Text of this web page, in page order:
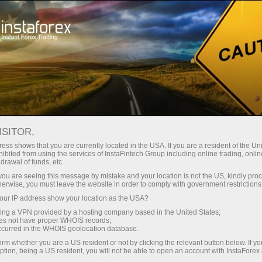
С InstaForex вы получаете
конкурентным возможностям:
кредитное плечо до 1:5000, одни
из лучших спредов и комиссий
на рынке, а также
привлекательные условия для
торговли акциями и индексами
Минимальные
Бонус 30%
на каждый депозит
Скорость
в трейдинге и на трассе
shows that you are currently located in the USA. If you are a resident of the
from using the services of InstaFintech Group including online trading,
of funds, etc.
are seeing this message by mistake and your location is not the US, kindly
you must leave the website in order to comply with government
IP address show your location as the USA?
a VPN provided by a hosting company based in the United States;
not have proper WHOIS records;
in the WHOIS geolocation database.
whether you are a US resident or not by clicking the relevant button below. If
being a US resident, you will not be able to open an account with InstaForex